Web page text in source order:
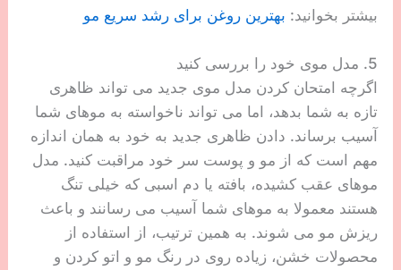
بیشتر بخوانید: بهترین روغن برای رشد سریع مو
5. مدل موی خود را بررسی کنید
اگرچه امتحان کردن مدل موی جدید می تواند ظاهری
تازه به شما بدهد، اما می تواند ناخواسته به موهای شما
آسیب برساند. دادن ظاهری جدید به خود به همان اندازه
مهم است که از مو و پوست سر خود مراقبت کنید. مدل
موهای عقب کشیده، بافته یا دم اسبی که خیلی تنگ
هستند معمولا به موهای شما آسیب می رسانند و باعث
ریزش مو می شوند. به همین ترتیب، از استفاده از
محصولات خشن، زیاده روی در رنگ مو و اتو کردن و